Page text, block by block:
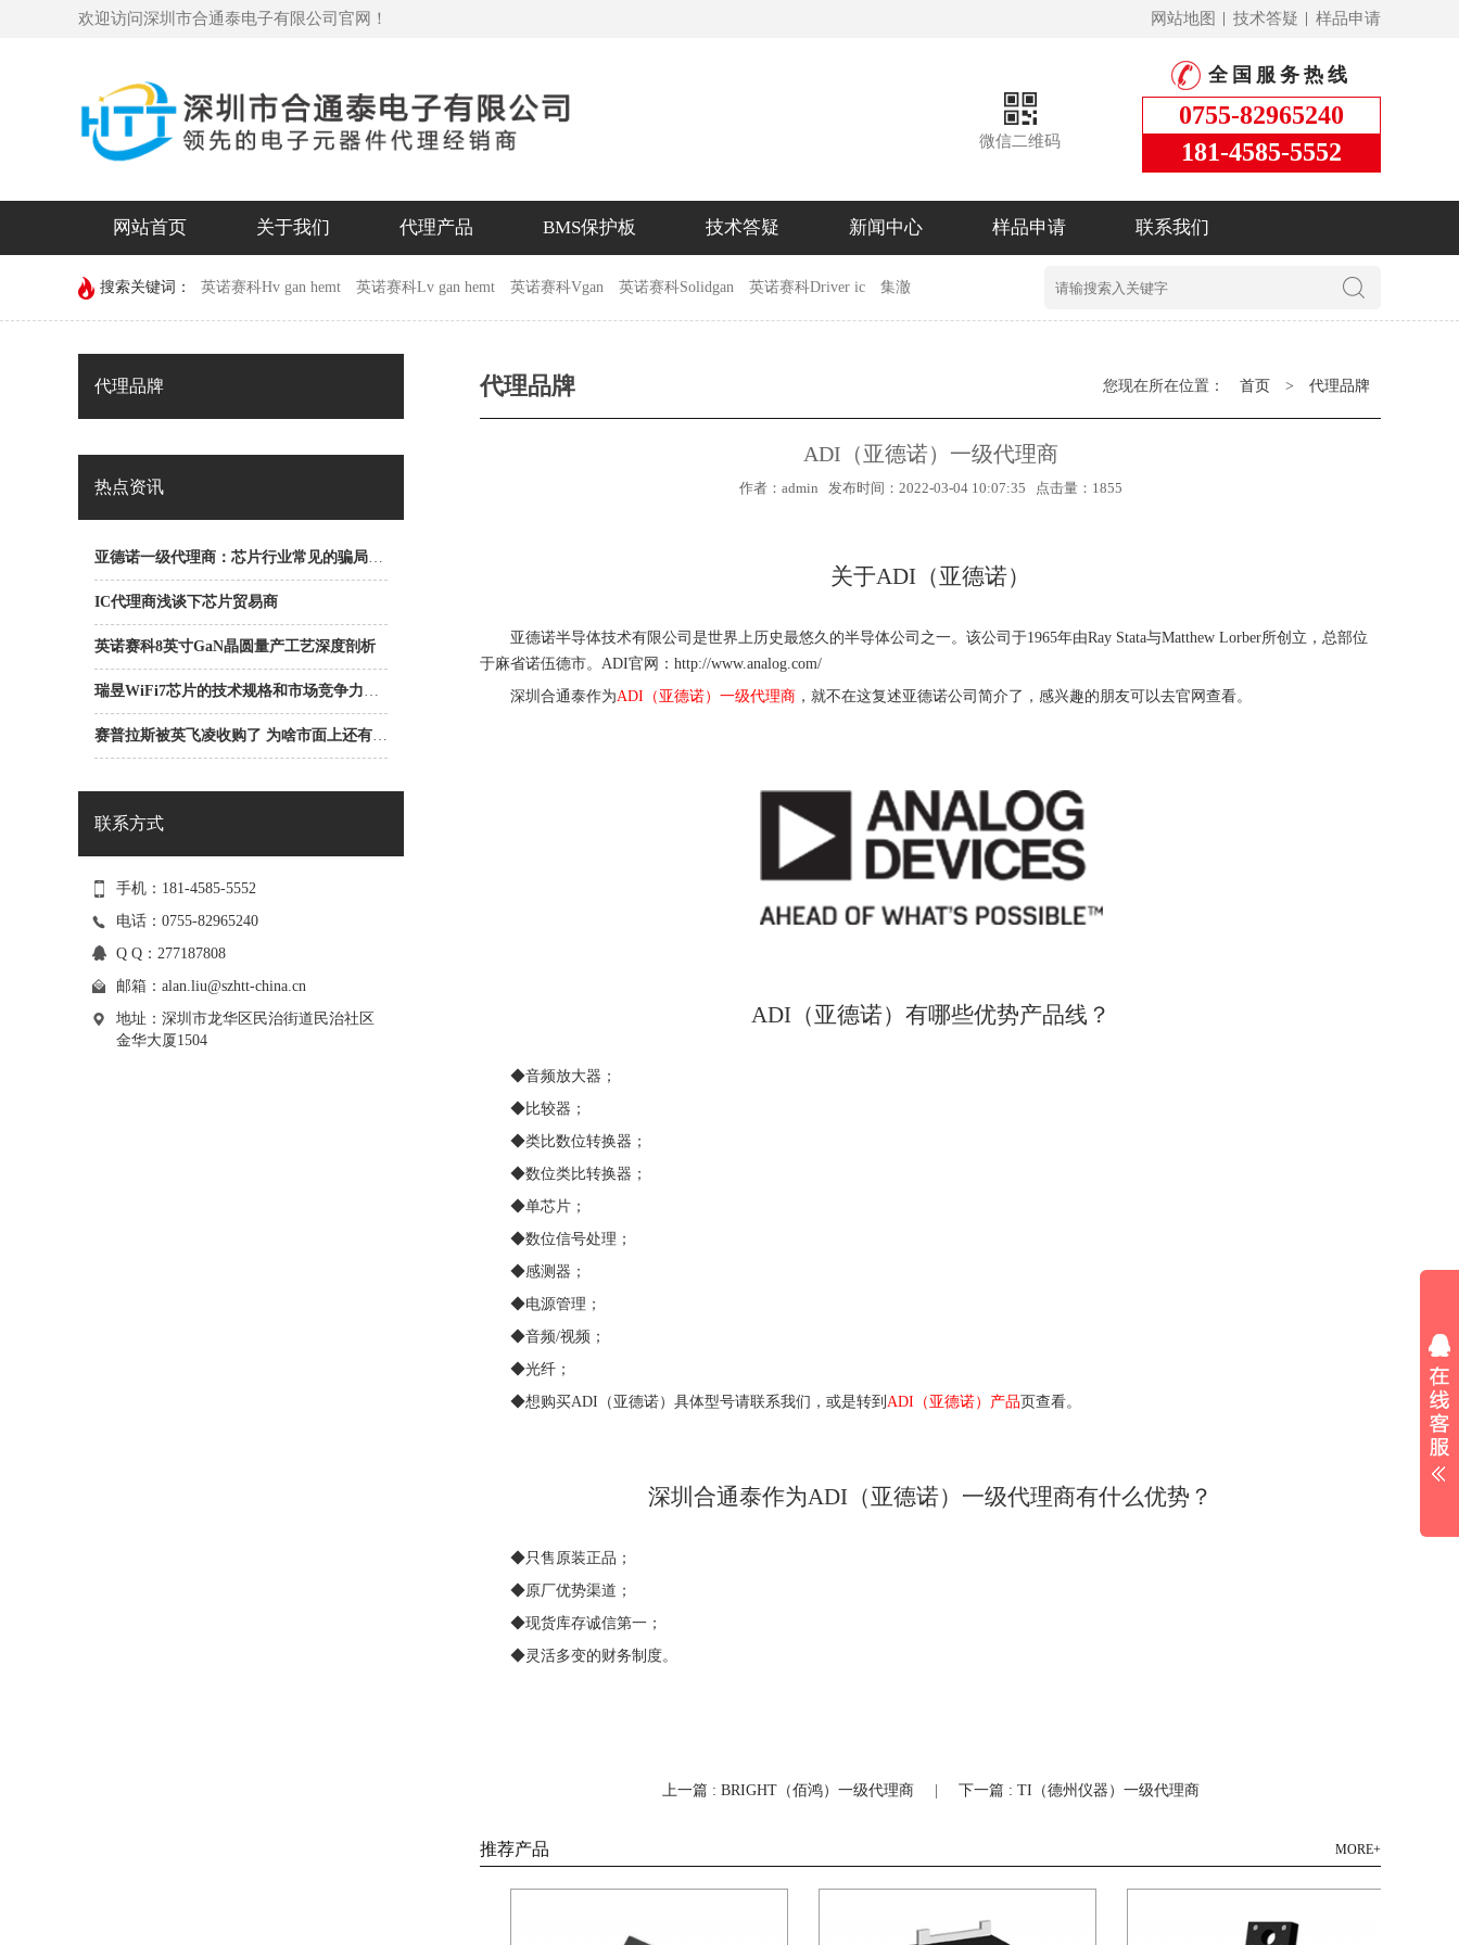
欢迎访问深圳市合通泰电子有限公司官网！ 样品申请
技术答疑
网站地图
微信二维码
全国服务热线
0755-82965240
181-4585-5552
网站首页 关于我们 代理产品 BMS保护板 技术答疑 新闻中心 样品申请 联系我们
搜索关键词： 英诺赛科Hv gan hemt 英诺赛科Lv gan hemt 英诺赛科Vgan 英诺赛科Solidgan 英诺赛科Driver ic 集澈
devechip
代理品牌
热点资讯
亚德诺一级代理商：芯片行业常见的骗局之ABC骗局
IC代理商浅谈下芯片贸易商
英诺赛科8英寸GaN晶圆量产工艺深度剖析
瑞昱WiFi7芯片的技术规格和市场竞争力是什么？
赛普拉斯被英飞凌收购了 为啥市面上还有赛普拉斯一级代理商？
联系方式
手机：181-4585-5552
电话：0755-82965240
Q Q：277187808
邮箱： alan.liu@szhtt-china.cn
地址：深圳市龙华区民治街道民治社区
金华大厦1504
代理品牌 您现在所在位置： 首页 > 代理品牌
ADI（亚德诺）一级代理商
作者：admin 发布时间：2022-03-04 10:07:35 点击量： 1855
关于ADI（亚德诺）
亚德诺半导体技术有限公司是世界上历史最悠久的半导体公司之一。该公司于1965年由Ray Stata与Matthew Lorber所创立，总部位
于麻省诺伍德市。ADI官网：http://www.analog.com/
深圳合通泰作为ADI（亚德诺）一级代理商 ，就不在这复述亚德诺公司简介了，感兴趣的朋友可以去官网查看。
ADI（亚德诺）有哪些优势产品线？
◆音频放大器；
◆比较器；
◆类比数位转换器；
◆数位类比转换器；
◆单芯片；
◆数位信号处理；
◆感测器；
◆电源管理；
◆音频/视频；
◆光纤；
◆想购买ADI（亚德诺）具体型号请联系我们，或是转到 ADI（亚德诺） 产品页查看。
深圳合通泰作为ADI（亚德诺）一级代理商有什么优势？
◆只售原装正品；
◆原厂优势渠道；
◆现货库存诚信第一；
◆灵活多变的财务制度。
上一篇 : BRIGHT（佰鸿）一级代理商 下一篇 : TI（德州仪器）一级代理商
推荐产品 MORE+